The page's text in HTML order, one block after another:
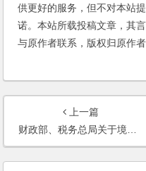
供更好的服务，但不对本站
诺。本站所载投稿文章，其
与原作者联系，版权归原作者
上一篇
财政部、税务总局关于境外所得有关个人所得税政策的公告